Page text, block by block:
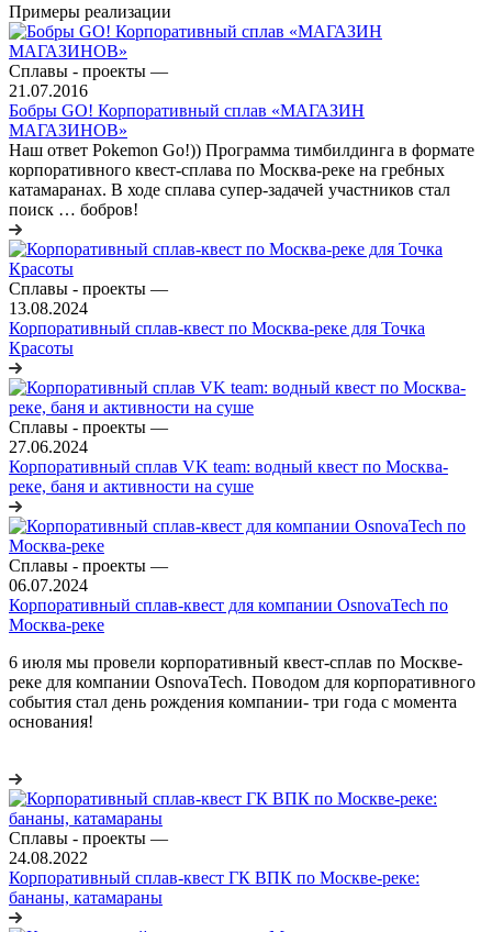
Примеры реализации
Сплавы - проекты —
21.07.2016
Бобры GO! Корпоративный сплав «МАГАЗИН
МАГАЗИНОВ»
Наш ответ Pokemon Go!)) Программа тимбилдинга в формате
корпоративного квест-сплава по Москва-реке на гребных
катамаранах. В ходе сплава супер-задачей участников стал
поиск … бобров!
Сплавы - проекты —
13.08.2024
Корпоративный сплав-квест по Москва-реке для Точка
Красоты
Сплавы - проекты —
27.06.2024
Корпоративный сплав VK team: водный квест по Москва-
реке, баня и активности на суше
Сплавы - проекты —
06.07.2024
Корпоративный сплав-квест для компании OsnovaTech по
Москва-реке
6 июля мы провели корпоративный квест-сплав по Москве-
реке для компании OsnovaTech. Поводом для корпоративного
события стал день рождения компании- три года с момента
основания!
Сплавы - проекты —
24.08.2022
Корпоративный сплав-квест ГК ВПК по Москве-реке:
бананы, катамараны